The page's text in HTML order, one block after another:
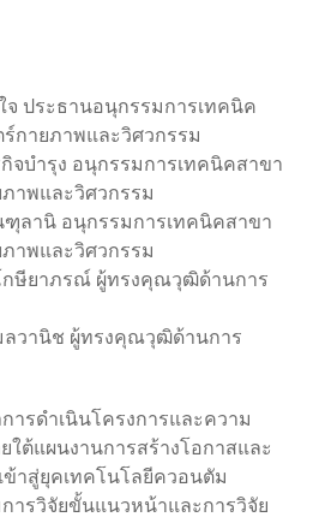
จ ประธานอนุกรรมการเทคนิค
กายภาพและวิศวกรรม
จบำรุง อนุกรรมการเทคนิคสาขา
าพและวิศวกรรม
ฑุลานิ อนุกรรมการเทคนิคสาขา
าพและวิศวกรรม
กษียาภรณ์ ผู้ทรงคุณวุฒิด้านการ
ลวานิช ผู้ทรงคุณวุฒิด้านการ
ารดำเนินโครงการและความ
ใต้แผนงานการสร้างโอกาสและ
ข้าสู่ยุคเทคโนโลยีควอนตัม
ารวิจัยขั้นแนวหน้าและการวิจัย